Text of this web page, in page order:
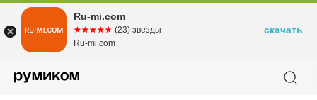
Ru-mi.com
☆☆☆☆☆
★★★★★ (23) звезды
Ru-mi.com
скачать